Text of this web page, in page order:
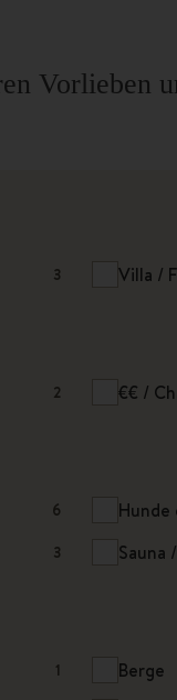
Vorlieben
3 Villa /
2 €€ /
6 Hunde
3 Sauna
1 Berge